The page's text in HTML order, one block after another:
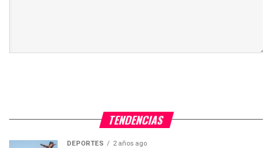
TENDENCIAS
DEPORTES 2 años ago